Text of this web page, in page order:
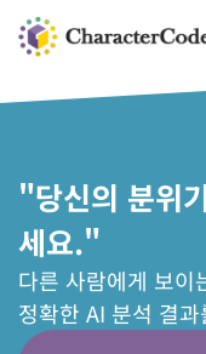
"당신의 분위
세요."
다른 사람에게 보이
정확한 AI 분석 결